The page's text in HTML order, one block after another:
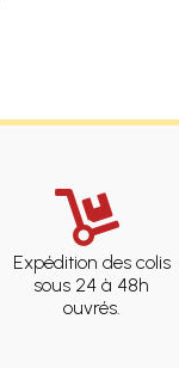
Expédition des colis
sous 24 à 48h
ouvrés.